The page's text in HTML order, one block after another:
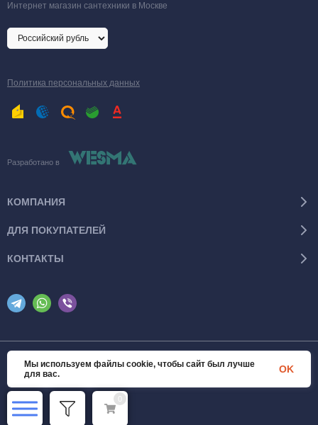
Интернет магазин сантехники в Москве
Политика персональных данных
Разработано в
КОМПАНИЯ
ДЛЯ ПОКУПАТЕЛЕЙ
КОНТАКТЫ
© 2026 SanTexWorld. Все права защищены
0
Мы используем файлы cookie, чтобы сайт был лучше
для вас.
OK